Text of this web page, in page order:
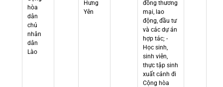
hòa
dân
chủ
nhân
dân
Lào
Hưng
Yên
đồng thương
mại, lao
động, đầu tư
và các dự án
hợp tác; -
Học sinh,
sinh viên,
thực tập sinh
xuất cảnh đi
Cộng hòa